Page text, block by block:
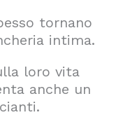
tornano
intima.
loro vita
anche un